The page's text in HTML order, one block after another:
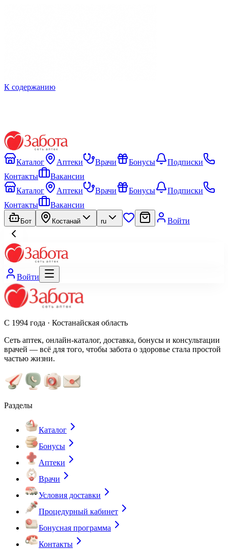
К содержанию
Каталог Аптеки Врачи Бонусы
Подписки
Контакты
Вакансии
Каталог
Аптеки Врачи Бонусы
Подписки
Контакты
Вакансии
Бот Костанай ru Войти
Войти
С 1994 года · Костанайская область
Сеть аптек, онлайн-каталог, доставка, бонусы и консультации
врачей — всё для того, чтобы забота о здоровье стала простой
частью жизни.
Разделы
Каталог
Бонусы
Аптеки
Врачи
Условия доставки
Процедурный кабинет
Бонусная программа
Контакты